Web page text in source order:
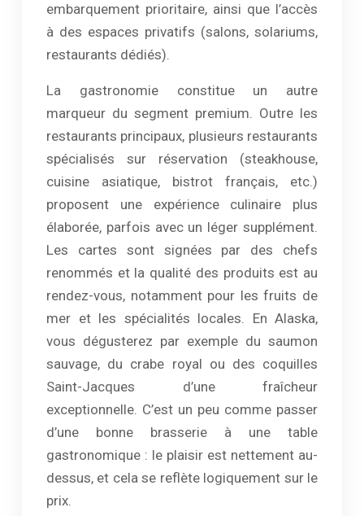
embarquement prioritaire, ainsi que l’accès
à des espaces privatifs (salons, solariums,
restaurants dédiés).
La gastronomie constitue un autre
marqueur du segment premium. Outre les
restaurants principaux, plusieurs restaurants
spécialisés sur réservation (steakhouse,
cuisine asiatique, bistrot français, etc.)
proposent une expérience culinaire plus
élaborée, parfois avec un léger supplément.
Les cartes sont signées par des chefs
renommés et la qualité des produits est au
rendez-vous, notamment pour les fruits de
mer et les spécialités locales. En Alaska,
vous dégusterez par exemple du saumon
sauvage, du crabe royal ou des coquilles
Saint-Jacques d’une fraîcheur
exceptionnelle. C’est un peu comme passer
d’une bonne brasserie à une table
gastronomique : le plaisir est nettement au-
dessus, et cela se reflète logiquement sur le
prix.